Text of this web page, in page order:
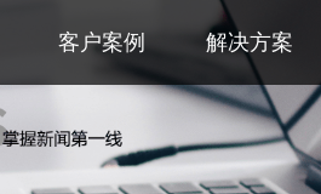
客户案例 解决方案